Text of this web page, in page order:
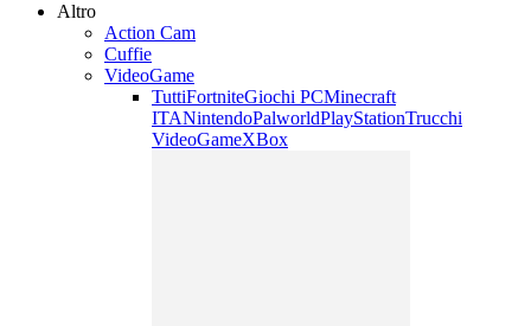
Altro
Action Cam
Cuffie
VideoGame
TuttiFortniteGiochi PCMinecraft
ITANintendoPalworldPlayStationTrucchi
VideoGameXBox